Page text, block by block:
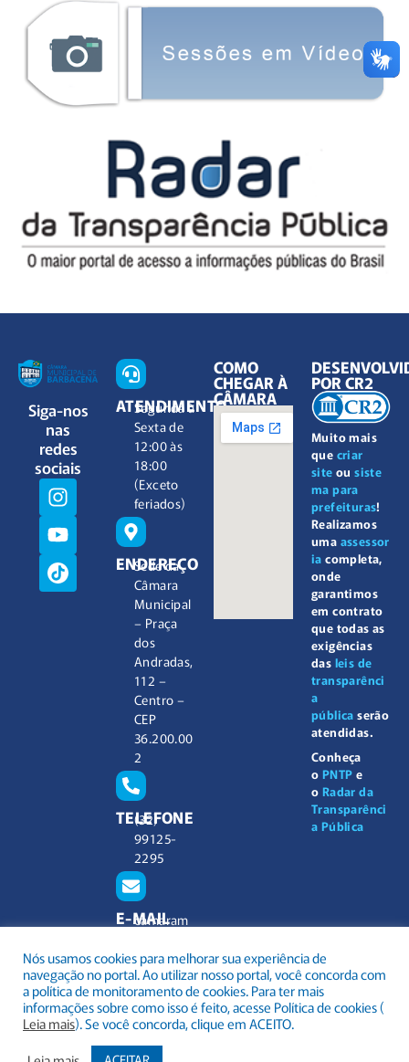
Siga-nos
nas
redes
sociais
ATENDIMENTO
Segunda à
Sexta de
12:00 às
18:00
(Exceto
feriados)
ENDEREÇO
Sede da
Câmara
Municipal
– Praça
dos
Andradas,
112 –
Centro –
CEP
36.200.00
2
TELEFONE
(32)
99125-
2295
E-MAIL
camaram
barbacen
a.mg.gov.
br
COMO
CHEGAR À
CÂMARA
Muito mais
que criar
site ousiste
ma para
prefeituras!
Realizamos
uma assessor
ia completa,
onde
garantimos
em contrato
que todas as
exigências
das leis de
transparênci
a
pública serão
atendidas.
Conheça
o PNTP e
o Radar da
Transparênci
a Pública
POR CR2
Nós usamos cookies para melhorar sua experiência de
navegação no portal. Ao utilizar nosso portal, você concorda com
a política de monitoramento de cookies. Para ter mais
informações sobre como isso é feito, acesse Política de cookies (
Leia mais). Se você concorda, clique em ACEITO.